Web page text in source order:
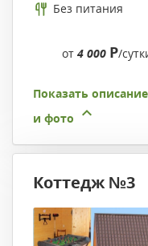
Без питания
от 4 000 Р/
Показать
и фото
Коттедж №3